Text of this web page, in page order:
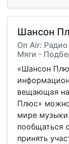
Шансон
On Air:
Мяги -
«Шансон
вещающая
Плюс»
мире
пообщаться
принять